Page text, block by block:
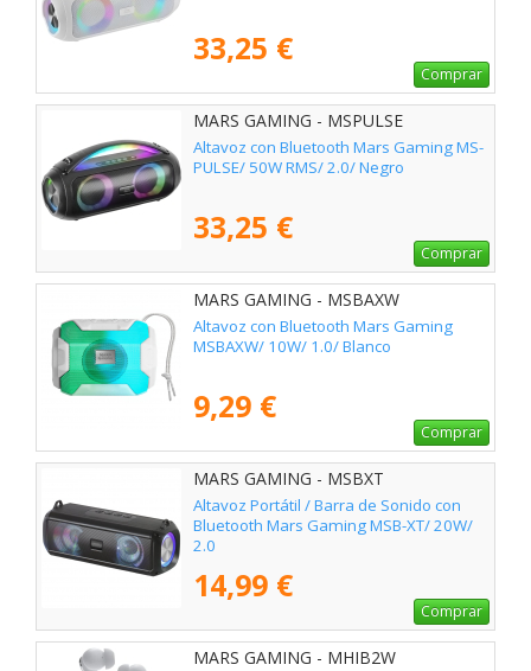
33,25 €
Comprar
MARS GAMING - MSPULSE
Altavoz con Bluetooth Mars Gaming MS-
PULSE/ 50W RMS/ 2.0/ Negro
33,25 €
Comprar
MARS GAMING - MSBAXW
Altavoz con Bluetooth Mars Gaming
MSBAXW/ 10W/ 1.0/ Blanco
9,29 €
Comprar
MARS GAMING - MSBXT
Altavoz Portátil / Barra de Sonido con
Bluetooth Mars Gaming MSB-XT/ 20W/
2.0
14,99 €
Comprar
MARS GAMING - MHIB2W